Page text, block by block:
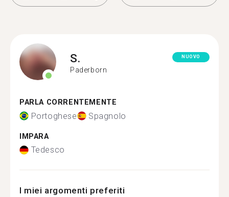
S.
Paderborn
NUOVO
PARLA CORRENTEMENTE
Portoghese Spagnolo
IMPARA
Tedesco
I miei argomenti preferiti